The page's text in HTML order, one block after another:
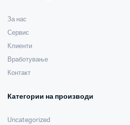
За нас
Сервис
Клиенти
Вработување
Контакт
Категории на производи
Uncategorized